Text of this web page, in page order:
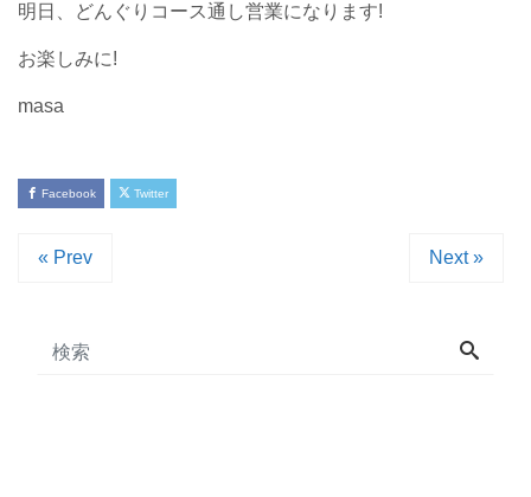
明日、どんぐりコース通し営業になります!
お楽しみに!
masa
Facebook Twitter
« Prev Next »